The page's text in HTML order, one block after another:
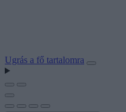
Ugrás a fő tartalomra